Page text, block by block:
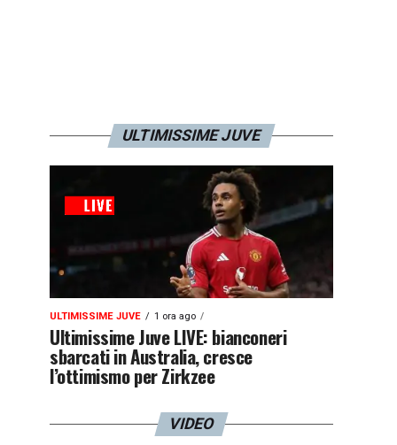
ULTIMISSIME JUVE
ULTIMISSIME JUVE 1 ora ago
Ultimissime Juve LIVE: bianconeri
sbarcati in Australia, cresce
l’ottimismo per Zirkzee
VIDEO